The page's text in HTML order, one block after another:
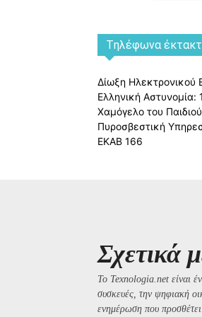
Tηλέφωνα
Δίωξη Ηλεκτρονικού
Ελληνική Αστυνομία:
Χαμόγελο του
Πυροσβεστική
ΕΚΑΒ 166
Σχετικά
Το Texnologia.net είναι
συσκευές, την ψηφιακή
ενημέρωση που προσθέτει